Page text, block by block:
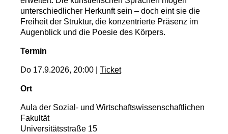
unterschiedlicher Herkunft sein – doch eint sie die
Freiheit der Struktur, die konzentrierte Präsenz im
Augenblick und die Poesie des Körpers.
Termin
Do 17.9.2026, 20:00 | Ticket
Ort
Aula der Sozial- und Wirtschaftswissenschaftlichen
Fakultät
Universitätsstraße 15